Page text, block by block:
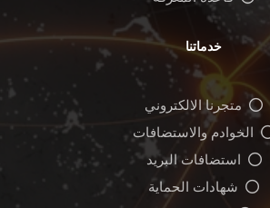
خدماتنا
متجرنا الالكتروني
الخوادم والاستضافات
استضافات البريد
شهادات الحماية